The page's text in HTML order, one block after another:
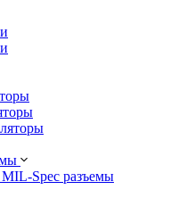
Spec разъемы